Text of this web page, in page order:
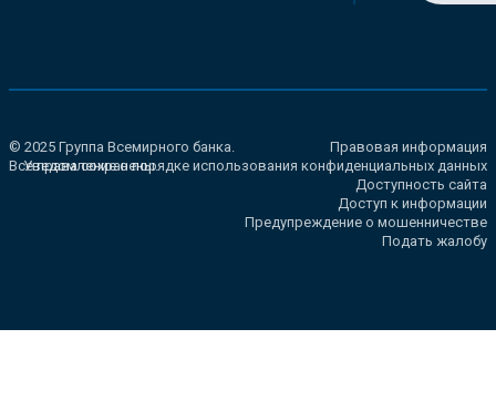
© 2025 Группа Всемирного банка.
Все права сохранены.
Правовая информация
Уведомление о порядке использования конфиденциальных данных
Доступность сайта
Доступ к информации
Предупреждение о мошенничестве
Подать жалобу